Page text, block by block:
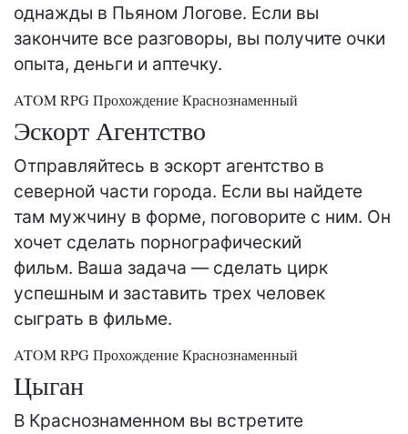
однажды в Пьяном Логове. Если вы
закончите все разговоры, вы получите очки
опыта, деньги и аптечку.
ATOM RPG Прохождение Краснознаменный
Эскорт Агентство
Отправляйтесь в эскорт агентство в
северной части города. Если вы найдете
там мужчину в форме, поговорите с ним. Он
хочет сделать порнографический
фильм. Ваша задача — сделать цирк
успешным и заставить трех человек
сыграть в фильме.
ATOM RPG Прохождение Краснознаменный
Цыган
В Краснознаменном вы встретите